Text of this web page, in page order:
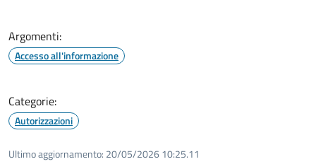
Argomenti:
Accesso all'informazione
Categorie:
Autorizzazioni
Ultimo aggiornamento: 20/05/2026 10:25.11